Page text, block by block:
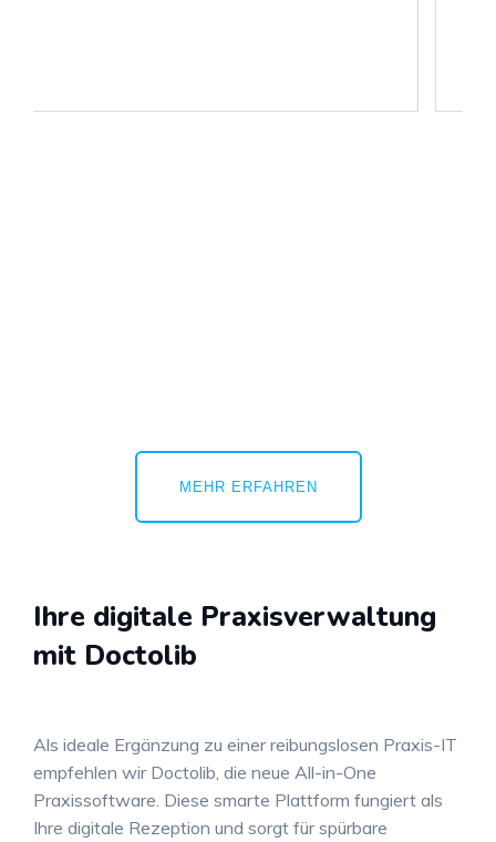
MEHR ERFAHREN
Ihre digitale Praxisverwaltung
mit Doctolib
Als ideale Ergänzung zu einer reibungslosen Praxis-IT
empfehlen wir Doctolib, die neue All-in-One
Praxissoftware . Diese smarte Plattform fungiert als
Ihre digitale Rezeption und sorgt für spürbare